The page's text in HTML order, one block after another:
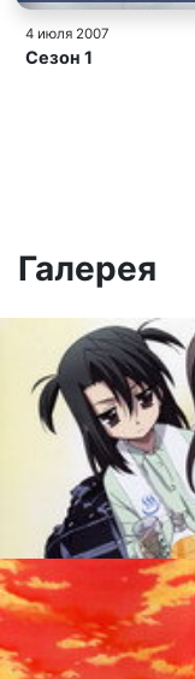
4 июля 2007
Сезон 1
Галерея